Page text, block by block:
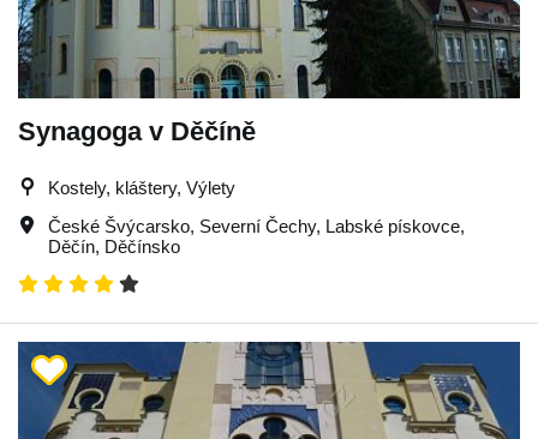
Synagoga v Děčíně
Kostely, kláštery, Výlety
České Švýcarsko, Severní Čechy, Labské pískovce,
Děčín, Děčínsko